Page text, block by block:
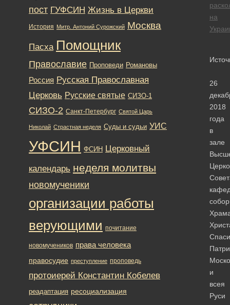
на
26
2018
года
в
зале
и
всея
Руси
пост ГУФСИН Жизнь в Церкви
История Митр. Антоний Сурожский Москва
Пасха Помощник
Православие Проповеди Романовы
Россия Русская Православная
Церковь Русские святые СИЗО-1
СИЗО-2 Санкт-Петербург Святой Царь
Николай Страстная неделя Суды и судьи УИС
УФСИН ФСИН Церковный
календарь неделя молитвы
новомученики
организации работы
верующими почитание
новомучеников права человека
правосудие преступление проповедь
протоиерей Константин Кобелев
реадаптация ресоциализация